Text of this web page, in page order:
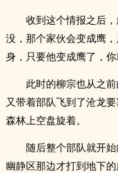
收到这个情报之后
没，那个家伙会变成鹰
身，只要他变成鹰了，
此时的柳宗也从之
又带着部队飞到了沧龙
森林上空盘旋着。
随后整个部队就开
幽静区那边才打到地下